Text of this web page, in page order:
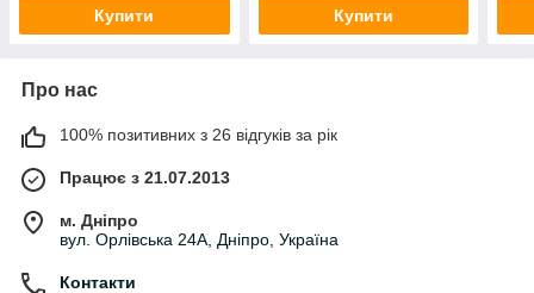
Купити Купити
Про нас
100% позитивних з 26 відгуків за рік
Працює з 21.07.2013
м. Дніпро
вул. Орлівська 24А, Дніпро, Україна
Контакти